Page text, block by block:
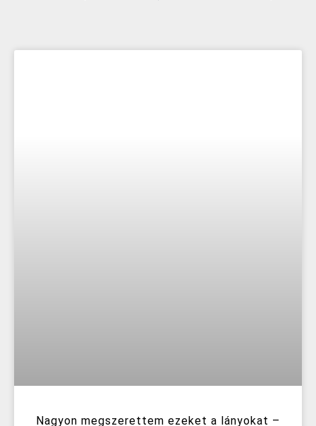
Nagyon megszerettem ezeket a lányokat –